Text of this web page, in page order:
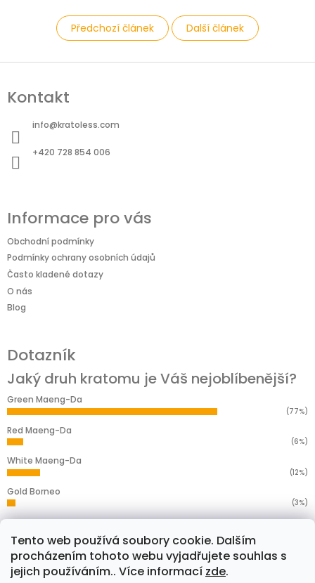
Tento web používá soubory cookie. Dalším
procházením tohoto webu vyjadřujete souhlas s
jejich používáním.. Více informací zde.
Předchozí článek Další článek
á
p
Kontakt
info@kratoless.com
+420 728 854 006
Informace pro vás
Obchodní podmínky
Podmínky ochrany osobních údajů
Často kladené dotazy
O nás
Blog
Dotazník
Jaký druh kratomu je Váš nejoblíbenější?
Green Maeng-Da
(77%)
Red Maeng-Da
(6%)
White Maeng-Da
(12%)
Gold Borneo
(3%)
Yellow Borneo
Počet hlasů:278